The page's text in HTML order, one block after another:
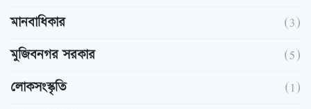
মানবাধিকার
(3)
মুজিবনগর সরকার
(5)
লোকসংস্কৃতি
(1)